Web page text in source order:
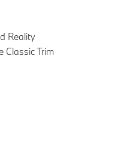
Reality
Classic Trim